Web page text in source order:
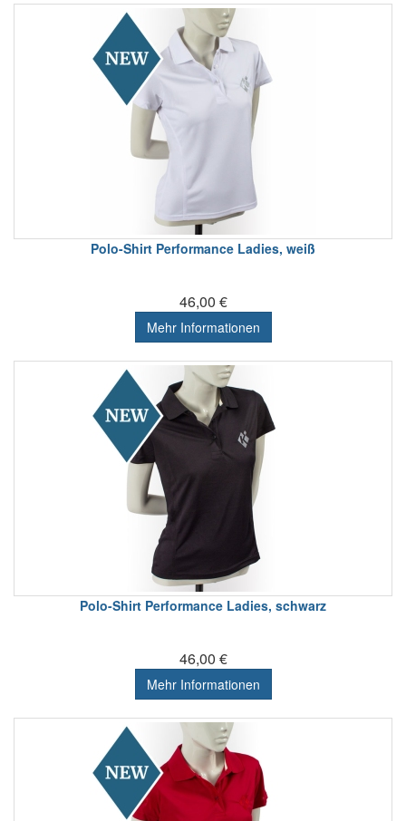
Polo-Shirt Performance Ladies, weiß
46,00 €
Mehr Informationen
Polo-Shirt Performance Ladies, schwarz
46,00 €
Mehr Informationen